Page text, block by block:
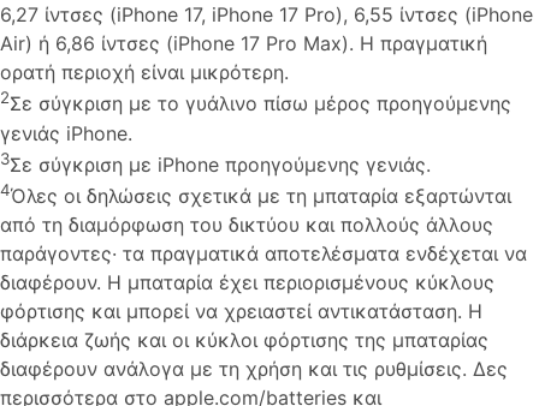
6,27 ίντσες (iPhone 17, iPhone 17 Pro), 6,55 ίντσες (iPhone
Air) ή 6,86 ίντσες (iPhone 17 Pro Max). Η πραγματική
ορατή περιοχή είναι μικρότερη.
2Σε σύγκριση με το γυάλινο πίσω μέρος προηγούμενης
γενιάς iPhone.
3Σε σύγκριση με iPhone προηγούμενης γενιάς.
4Όλες οι δηλώσεις σχετικά με τη μπαταρία εξαρτώνται
από τη διαμόρφωση του δικτύου και πολλούς άλλους
παράγοντες· τα πραγματικά αποτελέσματα ενδέχεται να
διαφέρουν. Η μπαταρία έχει περιορισμένους κύκλους
φόρτισης και μπορεί να χρειαστεί αντικατάσταση. Η
διάρκεια ζωής και οι κύκλοι φόρτισης της μπαταρίας
διαφέρουν ανάλογα με τη χρήση και τις ρυθμίσεις. Δες
περισσότερα στο apple.com/batteries και